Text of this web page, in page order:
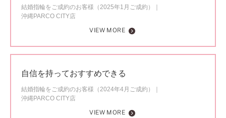
結婚指輪をご成約のお客様（2025年1月ご成約）
沖縄PARCO CITY店
VIEW MORE
自信を持っておすすめできる
結婚指輪をご成約のお客様（2024年4月ご成約）
沖縄PARCO CITY店
VIEW MORE